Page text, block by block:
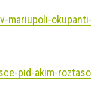
mariupoli-okupanti-
pid-akim-